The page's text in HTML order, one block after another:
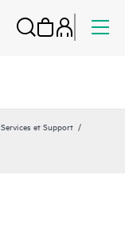
Services et Support